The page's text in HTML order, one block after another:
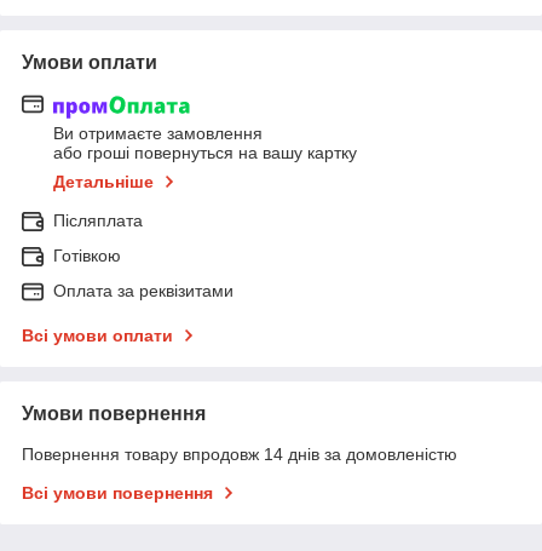
Умови оплати
Ви отримаєте замовлення
або гроші повернуться на вашу картку
Детальніше
Післяплата
Готівкою
Оплата за реквізитами
Всі умови оплати
Умови повернення
Повернення товару впродовж 14 днів за домовленістю
Всі умови повернення